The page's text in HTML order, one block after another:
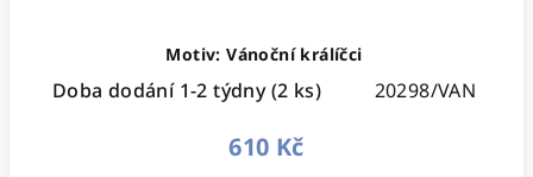
Motiv: Vánoční králíčci
Doba dodání 1-2 týdny(2 ks) 20298/VAN
610 Kč